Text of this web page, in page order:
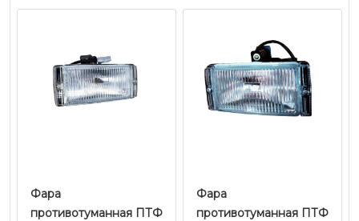
Фара
противотуманная ПТФ
Фара
противотуманная ПТФ